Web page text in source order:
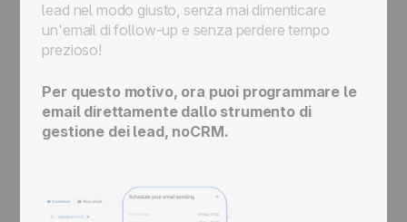
lead nel modo giusto, senza mai dimenticare
un'email di follow-up e senza perdere tempo
prezioso!
Per questo motivo, ora puoi programmare le
email direttamente dallo strumento di
gestione dei lead, noCRM.